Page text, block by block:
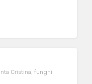
Cristina, funghi